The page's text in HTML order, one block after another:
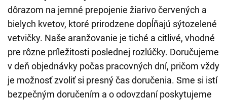
dôrazom na jemné prepojenie žiarivo červených a
bielych kvetov, ktoré prirodzene dopĺňajú sýtozelené
vetvičky. Naše aranžovanie je tiché a citlivé, vhodné
pre rôzne príležitosti poslednej rozlúčky. Doručujeme
v deň objednávky počas pracovných dní, pričom vždy
je možnosť zvoliť si presný čas doručenia. Sme si istí
bezpečným doručením a o odovzdaní poskytujeme